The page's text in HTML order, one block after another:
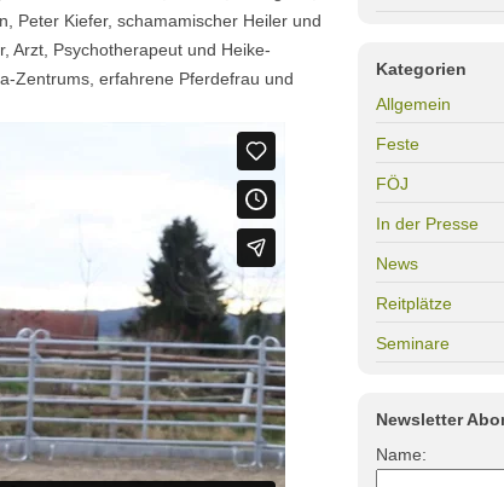
Peter Kiefer, schamamischer Heiler und
Arzt, Psychotherapeut und Heike-
Zentrums, erfahrene Pferdefrau und
Kategorien
Allgemein
Feste
FÖJ
In der Presse
News
Reitplätze
Seminare
Newsletter
Name: